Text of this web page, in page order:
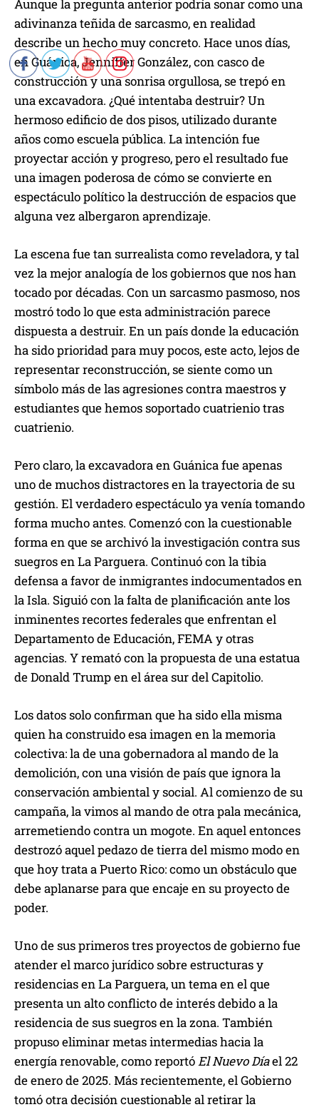
Aunque la pregunta anterior podría sonar como una
adivinanza teñida de sarcasmo, en realidad
describe un hecho muy concreto. Hace unos días,
en Guánica, Jenniffer González, con casco de
construcción y una sonrisa orgullosa, se trepó en
una excavadora. ¿Qué intentaba destruir? Un
hermoso edificio de dos pisos, utilizado durante
años como escuela pública. La intención fue
proyectar acción y progreso, pero el resultado fue
una imagen poderosa de cómo se convierte en
espectáculo político la destrucción de espacios que
alguna vez albergaron aprendizaje.
La escena fue tan surrealista como reveladora, y tal
vez la mejor analogía de los gobiernos que nos han
tocado por décadas. Con un sarcasmo pasmoso, nos
mostró todo lo que esta administración parece
dispuesta a destruir. En un país donde la educación
ha sido prioridad para muy pocos, este acto, lejos de
representar reconstrucción, se siente como un
símbolo más de las agresiones contra maestros y
estudiantes que hemos soportado cuatrienio tras
cuatrienio.
Pero claro, la excavadora en Guánica fue apenas
uno de muchos distractores en la trayectoria de su
gestión. El verdadero espectáculo ya venía tomando
forma mucho antes. Comenzó con la cuestionable
forma en que se archivó la investigación contra sus
suegros en La Parguera. Continuó con la tibia
defensa a favor de inmigrantes indocumentados en
la Isla. Siguió con la falta de planificación ante los
inminentes recortes federales que enfrentan el
Departamento de Educación, FEMA y otras
agencias. Y remató con la propuesta de una estatua
de Donald Trump en el área sur del Capitolio.
Los datos solo confirman que ha sido ella misma
quien ha construido esa imagen en la memoria
colectiva: la de una gobernadora al mando de la
demolición, con una visión de país que ignora la
conservación ambiental y social. Al comienzo de su
campaña, la vimos al mando de otra pala mecánica,
arremetiendo contra un mogote. En aquel entonces
destrozó aquel pedazo de tierra del mismo modo en
que hoy trata a Puerto Rico: como un obstáculo que
debe aplanarse para que encaje en su proyecto de
poder.
Uno de sus primeros tres proyectos de gobierno fue
atender el marco jurídico sobre estructuras y
residencias en La Parguera, un tema en el que
presenta un alto conflicto de interés debido a la
residencia de sus suegros en la zona. También
propuso eliminar metas intermedias hacia la
energía renovable, como reportóEl Nuevo Díael 22
de enero de 2025. Más recientemente, el Gobierno
tomó otra decisión cuestionable al retirar la